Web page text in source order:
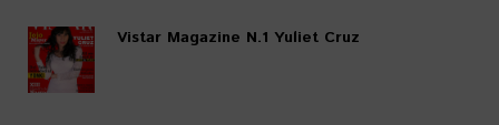
Vistar Magazine N.1 Yuliet Cruz